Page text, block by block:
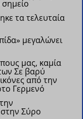
τα τελευταία
μεγαλώνει
μας, καμία
Σε βαρύ
από την
Γερμενό
Σύρο